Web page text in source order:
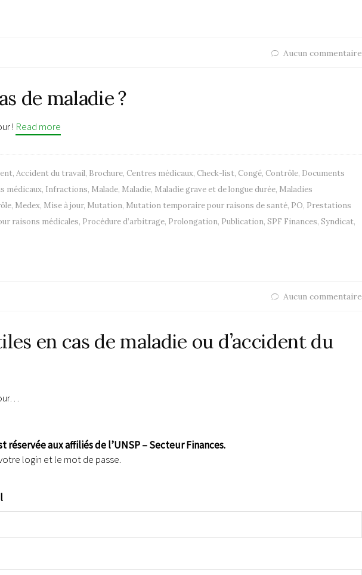
Aucun commentaire
de maladie ?
! Read more
, Accident du travail, Brochure, Centres médicaux, Check-list, Congé, Contrôle, Documents
médicaux, Infractions, Malade, Maladie, Maladie grave et de longue durée, Maladies
, Medex, Mise à jour, Mutation, Mutation temporaire pour raisons de santé, PO, Prestations
raisons médicales, Procédure d’arbitrage, Prolongation, Publication, SPF Finances, Syndicat,
Aucun commentaire
en cas de maladie ou d’accident du
aux affiliés de l’UNSP – Secteur Finances.
login et le mot de passe.